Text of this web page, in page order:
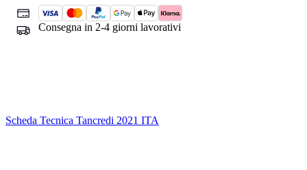
Consegna in 2-4 giorni lavorativi
Scheda Tecnica Tancredi 2021 ITA